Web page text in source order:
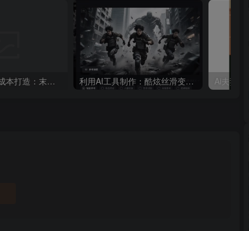
利用 AI 工具低成本打造：末日生存题材系列短片， 利用AI工具制作：酷炫丝滑变装视频，流量爆炸，轻松日入5张+